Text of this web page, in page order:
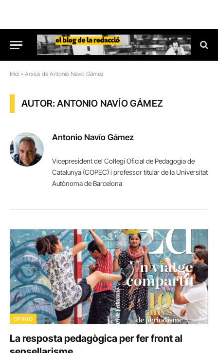
Inici » Arxius de Antonio Navío Gámez
AUTOR: ANTONIO NAVÍO GÁMEZ
Antonio Navío Gámez
Vicepresident del Col·legi Oficial de Pedagogia de
Catalunya (COPEC) i professor titular de la Universitat
Autònoma de Barcelona
OPINIÓ
La resposta pedagògica per fer front al